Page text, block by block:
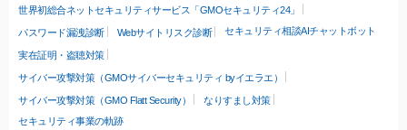
世界初総合ネットセキュリティサービス「GMOセキュリティ24」
パスワード漏洩診断 Webサイトリスク診断 セキュリティ相談AIチャットボット
実在証明・盗聴対策
サイバー攻撃対策（GMOサイバーセキュリティ byイエラエ）
サイバー攻撃対策（GMO Flatt Security）
なりすまし対策
セキュリティ事業の軌跡